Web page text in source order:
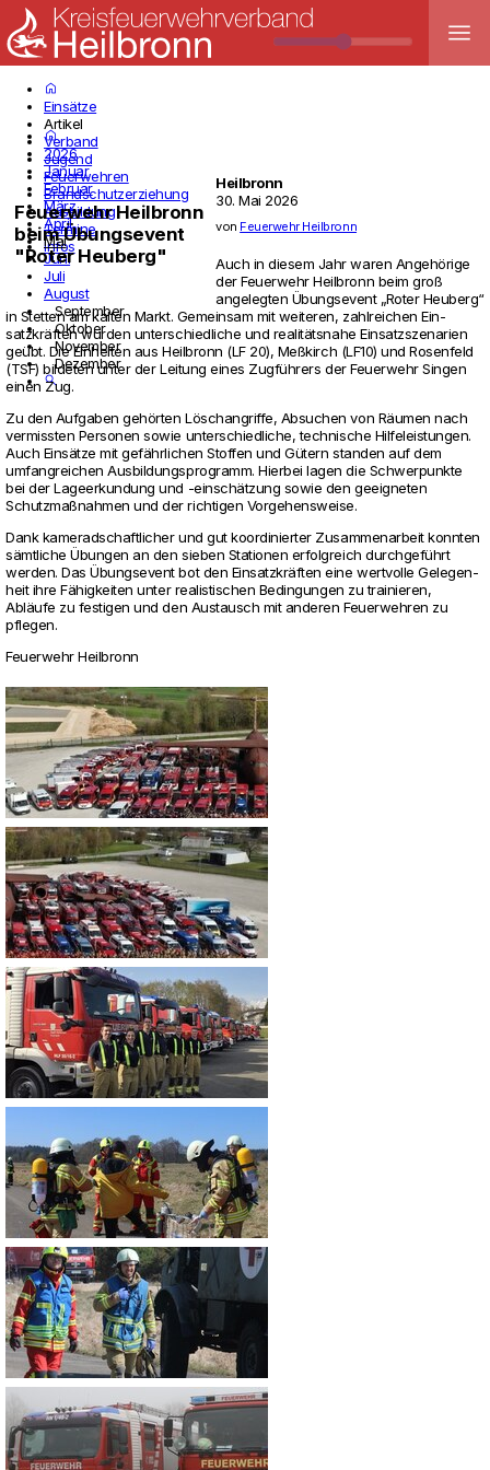
menu
home
Einsätze
Artikel
Verband
Jugend
Feuerwehren
Brandschutzerziehung
Ausbildung
Termine
Infos
home
2026
Januar
Februar
März
April
Mai
Juni
Juli
August
September
Oktober
November
Dezember
search
Feuerwehr Heilbronn
beim Übungsevent
"Roter Heuberg"
Heilbronn
30. Mai 2026
von Feuerwehr Heilbronn
Auch in diesem Jahr waren Angehörige
der Feu­er­wehr Heil­bronn beim groß
ange­legten Übungs­event „Roter Heu­berg“
in Stetten am kalten Markt. Gemeinsam mit wei­teren, zahl­rei­chen Ein­
satzkräften wurden unter­schied­liche und realitätsnahe Ein­satz­sze­na­rien
geübt. Die Ein­heiten aus Heil­bronn (LF 20), Meßkirch (LF10) und Rosen­feld
(TSF) bil­deten unter der Lei­tung eines Zugführers der Feu­er­wehr Singen
einen Zug.
Zu den Auf­gaben gehörten Lösch­an­griffe, Absu­chen von Räumen nach
ver­missten Per­sonen sowie unter­schied­liche, tech­ni­sche Hil­fe­leis­tungen.
Auch Einsätze mit gefährli­chen Stoffen und Gütern standen auf dem
umfang­rei­chen Aus­bil­dungs­pro­gramm. Hierbei lagen die Schwer­punkte
bei der Lage­er­kun­dung und -einschätzung sowie den geeig­neten
Schutzmaßnahmen und der rich­tigen Vor­ge­hens­weise.
Dank kame­rad­schaft­li­cher und gut koor­di­nierter Zusam­men­ar­beit konnten
sämtliche Übungen an den sieben Sta­tionen erfolg­reich durchgeführt
werden. Das Übungs­event bot den Ein­satzkräften eine wert­volle Gele­gen­
heit ihre Fähig­keiten unter rea­lis­ti­schen Bedin­gungen zu trai­nieren,
Abläufe zu fes­tigen und den Aus­tausch mit anderen Feu­er­wehren zu
pflegen.
Feu­er­wehr Heil­bronn